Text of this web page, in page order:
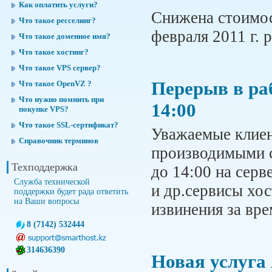
Как оплатить услуги?
Что такое ресселинг?
Что такое доменное имя?
Что такое хостинг?
Что такое VPS сервер?
Что такое OpenVZ ?
Что нужно помнить при
покупке VPS?
Что такое SSL-сертификат?
Справочник терминов
Техподдержка
Служба технической
поддержки будет рада ответить
на Ваши вопросы
8 (7142) 532444
314636390
Снижена
февраля 2011 г.
Перерыв в
14:00
Уважаемые
производимыми
до 14:00 на
и др.сервисы
извинения за
Новая